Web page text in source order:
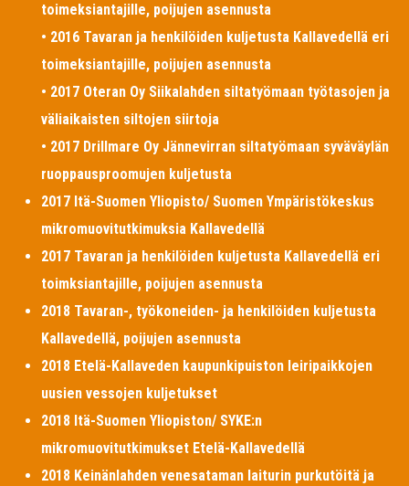
toimeksiantajille, poijujen asennusta
• 2016 Tavaran ja henkilöiden kuljetusta Kallavedellä eri
toimeksiantajille, poijujen asennusta
• 2017 Oteran Oy Siikalahden siltatyömaan työtasojen ja
väliaikaisten siltojen siirtoja
• 2017 Drillmare Oy Jännevirran siltatyömaan syväväylän
ruoppausproomujen kuljetusta
2017 Itä-Suomen Yliopisto/ Suomen Ympäristökeskus
mikromuovitutkimuksia Kallavedellä
2017 Tavaran ja henkilöiden kuljetusta Kallavedellä eri
toimksiantajille, poijujen asennusta
2018 Tavaran-, työkoneiden- ja henkilöiden kuljetusta
Kallavedellä, poijujen asennusta
2018 Etelä-Kallaveden kaupunkipuiston leiripaikkojen
uusien vessojen kuljetukset
2018 Itä-Suomen Yliopiston/ SYKE:n
mikromuovitutkimukset Etelä-Kallavedellä
2018 Keinänlahden venesataman laiturin purkutöitä ja